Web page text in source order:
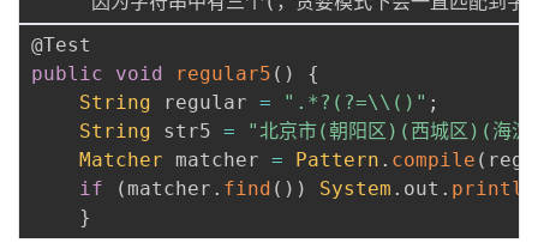
@Test
public
void regular5 ( )
{
String regular = ".*?(?=\\()" ;
String str5 =
"北京市(朝阳区)(西城区)(海
Matcher matcher = Pattern . compile (
if
( matcher . find ( ) ) System . out . println
}